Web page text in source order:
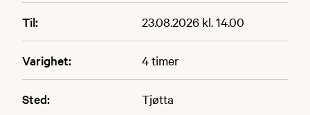
Til: 23.08.2026 kl. 14.00
Varighet: 4 timer
Sted: Tjøtta